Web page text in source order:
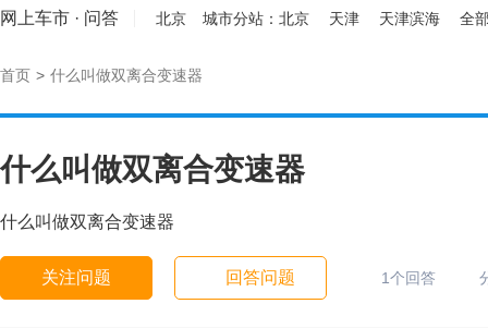
网上车市 · 问答 北京 城市分站： 北京 天津 天津滨海 全
首页 > 什么叫做双离合变速器
什么叫做双离合变速器
什么叫做双离合变速器
关注问题 回答问题 1个回答